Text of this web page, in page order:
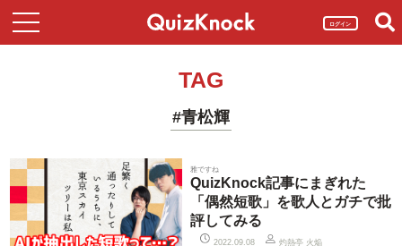
ログイン
TAG
#青松輝
雅ですね
QuizKnock記事にまぎれた
「偶然短歌」を歌人とガチで批
評してみる
2022.09.08 灼熱亭 火焔